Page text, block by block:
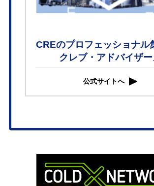
CREのプロフェッショナル
クレブ・アドバイザ
公式サイトへ